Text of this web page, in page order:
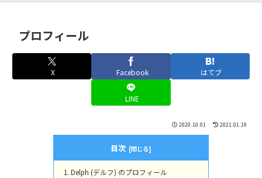
プロフィール
X Facebook はてブ
LINE
2020.10.01 2021.01.19
目次
Delph (デルフ) のプロフィール